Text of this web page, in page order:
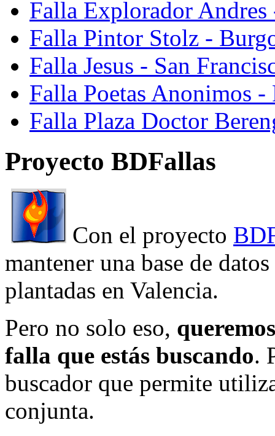
Falla Explorador Andres
Falla Pintor Stolz -
Falla Jesus - San
Falla Poetas Anonimos
Falla Plaza Doctor
Proyecto BDFallas
Con el proyecto
mantener una base de
plantadas en Valencia.
Pero no solo eso,
falla que estás buscando.
buscador que permite
conjunta.